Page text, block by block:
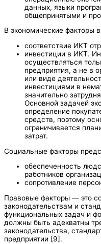
данных, языки
общепринятыми и
В экономические факторы
соответствие ИКТ
инвестиции в ИКТ.
осуществляться
предприятия, а не в
или виде
инвестициями в
значительно
Основной задачей
определение
средств, поэтому
ограничивается
затрат.
Социальные факторы
обеспеченность
работников
сопротивление
Правовые факторы — это
законодательствам и
функциональных задач и
должны быть адекватны
законодательства,
предприятии [9].